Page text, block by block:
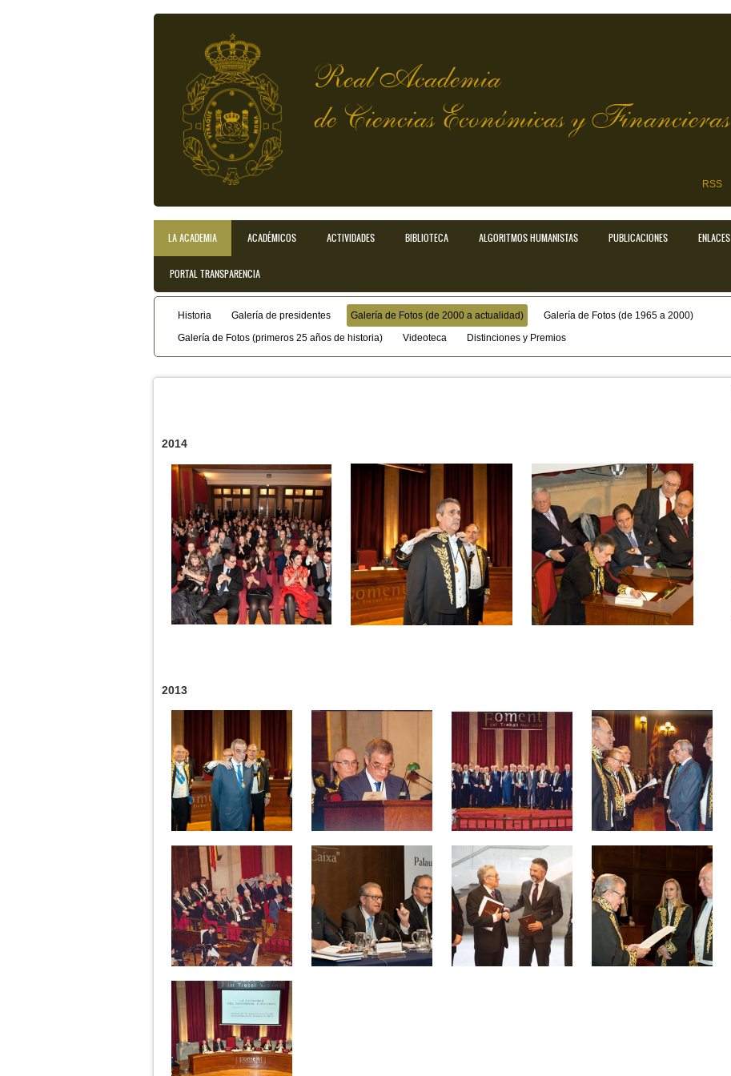
Real Academia
de Ciencias Económicas y Financieras
RSS
Menú principal
LA ACADEMIA ACADÉMICOS ACTIVIDADES BIBLIOTECA ALGORITMOS HUMANISTAS PUBLICACIONES ENLACES
PORTAL TRANSPARENCIA
Historia Galería de presidentes Galería de Fotos (de 2000 a actualidad)
Galería de Fotos (de 1965 a 2000)
Galería de Fotos (primeros 25 años de historia)
Videoteca Distinciones y Premios
2014
2013